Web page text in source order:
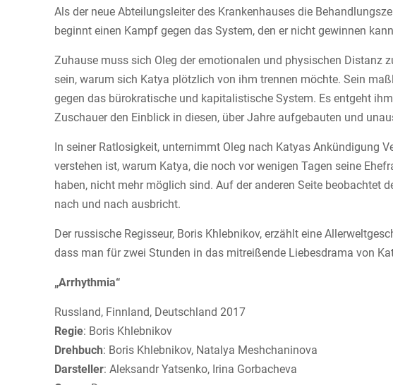
Als der neue Abteilungsleiter des Krankenhauses die
beginnt einen Kampf gegen das System, den er nicht gewinnen
Zuhause muss sich Oleg der emotionalen und physischen Distanz
sein, warum sich Katya plötzlich von ihm trennen möchte. Sein
gegen das bürokratische und kapitalistische System. Es entgeht
Zuschauer den Einblick in diesen, über Jahre aufgebauten und
In seiner Ratlosigkeit, unternimmt Oleg nach Katyas Ankündigung
verstehen ist, warum Katya, die noch vor wenigen Tagen seine
haben, nicht mehr möglich sind. Auf der anderen Seite beobachtet
nach und nach ausbricht.
Der russische Regisseur, Boris Khlebnikov, erzählt eine
dass man für zwei Stunden in das mitreißende Liebesdrama von
„Arrhythmia“
Russland, Finnland, Deutschland 2017
Regie: Boris Khlebnikov
Drehbuch: Boris Khlebnikov, Natalya Meshchaninova
Darsteller: Aleksandr Yatsenko, Irina Gorbacheva